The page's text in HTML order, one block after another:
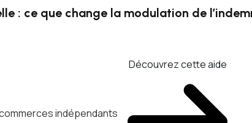
: ce que change la modulation de
indépendants
Découvrez cette aide